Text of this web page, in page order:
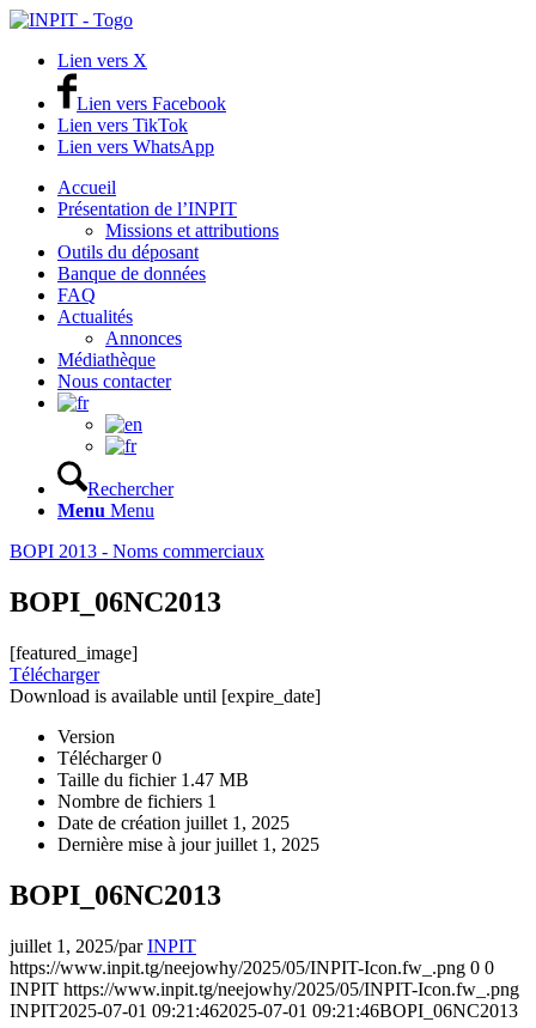
Lien vers X
Lien vers Facebook
Lien vers TikTok
Lien vers WhatsApp
Accueil
Présentation de l’INPIT
Missions et attributions
Outils du déposant
Banque de données
FAQ
Actualités
Annonces
Médiathèque
Nous contacter
Rechercher
Menu Menu
BOPI 2013 - Noms commerciaux
BOPI_06NC2013
[featured_image]
Télécharger
Download is available until [expire_date]
Version
Télécharger0
Taille du fichier 1.47 MB
Nombre de fichiers 1
Date de création juillet 1, 2025
Dernière mise à jourjuillet 1, 2025
BOPI_06NC2013
juillet 1, 2025/parINPIT
https://www.inpit.tg/neejowhy/2025/05/INPIT-Icon.fw_.png 0 0
INPIT https://www.inpit.tg/neejowhy/2025/05/INPIT-Icon.fw_.png
INPIT2025-07-01 09:21:462025-07-01 09:21:46BOPI_06NC2013